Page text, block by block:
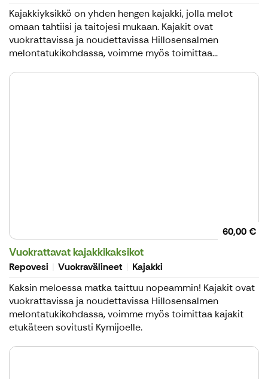
Kajakkiyksikkö on yhden hengen kajakki, jolla melot
omaan tahtiisi ja taitojesi mukaan. Kajakit ovat
vuokrattavissa ja noudettavissa Hillosensalmen
melontatukikohdassa, voimme myös toimittaa...
60,00 €
Vuokrattavat kajakkikaksikot
Repovesi Vuokravälineet
Kajakki
Kaksin meloessa matka taittuu nopeammin! Kajakit ovat
vuokrattavissa ja noudettavissa Hillosensalmen
melontatukikohdassa, voimme myös toimittaa kajakit
etukäteen sovitusti Kymijoelle.